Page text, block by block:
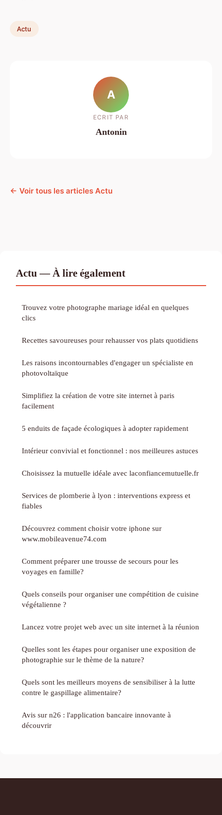
Actu
A
ECRIT PAR
Antonin
← Voir tous les articles Actu
Actu — À lire également
Trouvez votre photographe mariage idéal en quelques
clics
Recettes savoureuses pour rehausser vos plats quotidiens
Les raisons incontournables d'engager un spécialiste en
photovoltaïque
Simplifiez la création de votre site internet à paris
facilement
5 enduits de façade écologiques à adopter rapidement
Intérieur convivial et fonctionnel : nos meilleures astuces
Choisissez la mutuelle idéale avec laconfiancemutuelle.fr
Services de plomberie à lyon : interventions express et
fiables
Découvrez comment choisir votre iphone sur
www.mobileavenue74.com
Comment préparer une trousse de secours pour les
voyages en famille?
Quels conseils pour organiser une compétition de cuisine
végétalienne ?
Lancez votre projet web avec un site internet à la réunion
Quelles sont les étapes pour organiser une exposition de
photographie sur le thème de la nature?
Quels sont les meilleurs moyens de sensibiliser à la lutte
contre le gaspillage alimentaire?
Avis sur n26 : l'application bancaire innovante à
découvrir